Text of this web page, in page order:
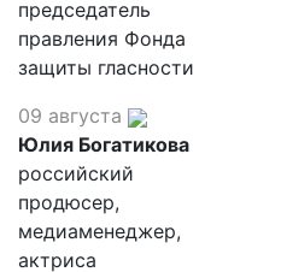
председатель
правления Фонда
защиты гласности
09 августа
Юлия Богатикова
российский
продюсер,
медиаменеджер,
актриса